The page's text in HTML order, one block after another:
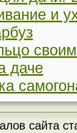
и
даче
сайта